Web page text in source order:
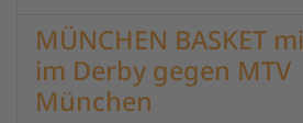
MÜNCHEN BASKET
im Derby gegen MTV
München